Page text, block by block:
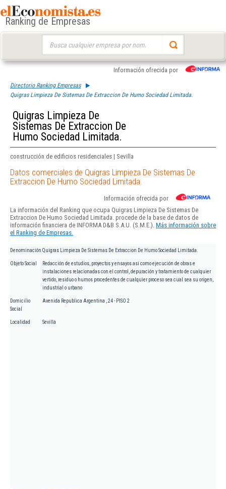
Ranking de Empresas
Información ofrecida por
Directorio Ranking Empresas
Quigras Limpieza De Sistemas De Extraccion De Humo Sociedad Limitada.
Quigras Limpieza De
Sistemas De Extraccion De
Humo Sociedad Limitada.
construcción de edificios residenciales | Sevilla
Datos comerciales de Quigras Limpieza De Sistemas De
Extraccion De Humo Sociedad Limitada.
Información ofrecida por
La información del Ranking que ocupa Quigras Limpieza De Sistemas De
Extraccion De Humo Sociedad Limitada. procede de la base de datos de
información financiera de INFORMA D&B S.A.U. (S.M.E.). Más información sobre
el Ranking de Empresas.
Denominación Quigras Limpieza De Sistemas De Extraccion De Humo Sociedad Limitada.
Objeto Social
Redacción de estudios, proyectos y ensayos asi como ejecución de obras e
instalaciones relacionadas con el control, depuración y tratamiento de cualquier
vertido, residuo o humos procedentes de cualquier proceso sea cual sea su origen,
industrial o urbano
Domicilio
Social
Avenida Republica Argentina , 24 - PISO 2
Localidad Sevilla